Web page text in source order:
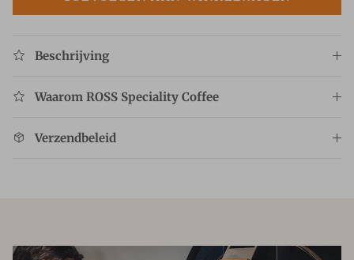
Beschrijving
Waarom ROSS Speciality Coffee
Verzendbeleid